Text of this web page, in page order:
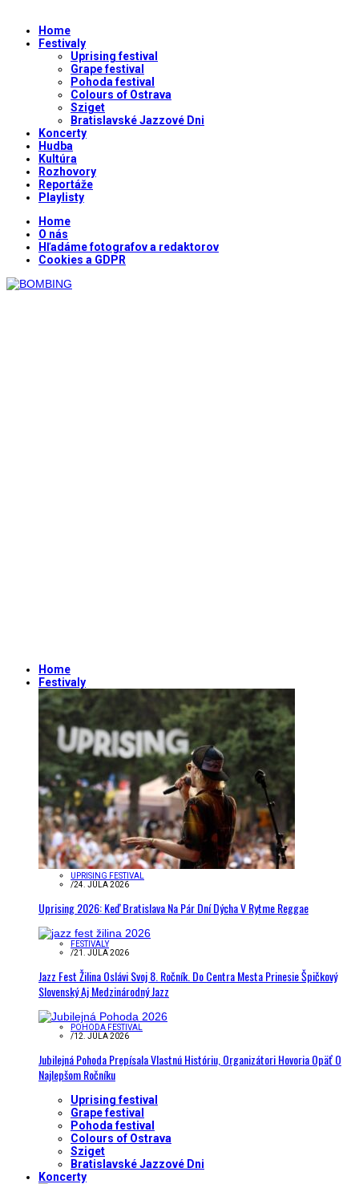
Home
Festivaly
Uprising festival
Grape festival
Pohoda festival
Colours of Ostrava
Sziget
Bratislavské Jazzové Dni
Koncerty
Hudba
Kultúra
Rozhovory
Reportáže
Playlisty
Home
O nás
Hľadáme fotografov a redaktorov
Cookies a GDPR
Home
Festivaly
UPRISING FESTIVAL
/24. JÚLA 2026
Uprising 2026: Keď Bratislava Na Pár Dní Dýcha V Rytme Reggae
FESTIVALY
/21. JÚLA 2026
Jazz Fest Žilina Oslávi Svoj 8. Ročník. Do Centra Mesta Prinesie Špičkový
Slovenský Aj Medzinárodný Jazz
POHODA FESTIVAL
/12. JÚLA 2026
Jubilejná Pohoda Prepísala Vlastnú Históriu, Organizátori Hovoria Opäť O
Najlepšom Ročníku
Uprising festival
Grape festival
Pohoda festival
Colours of Ostrava
Sziget
Bratislavské Jazzové Dni
Koncerty